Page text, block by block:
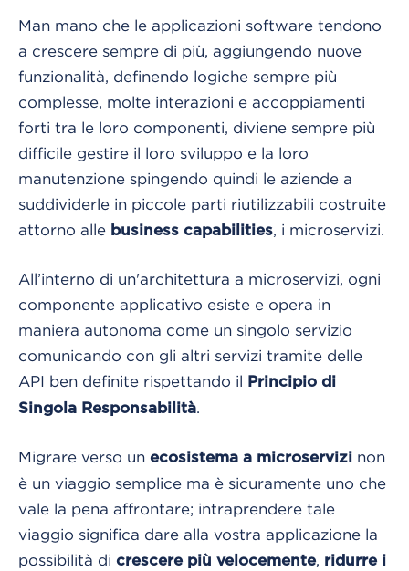
Man mano che le applicazioni software tendono
a crescere sempre di più, aggiungendo nuove
funzionalità, definendo logiche sempre più
complesse, molte interazioni e accoppiamenti
forti tra le loro componenti, diviene sempre più
difficile gestire il loro sviluppo e la loro
manutenzione spingendo quindi le aziende a
suddividerle in piccole parti riutilizzabili costruite
attorno alle business capabilities, i microservizi.
All’interno di un'architettura a microservizi, ogni
componente applicativo esiste e opera in
maniera autonoma come un singolo servizio
comunicando con gli altri servizi tramite delle
API ben definite rispettando il Principio di
Singola Responsabilità.
Migrare verso un ecosistema a microservizi non
è un viaggio semplice ma è sicuramente uno che
vale la pena affrontare; intraprendere tale
viaggio significa dare alla vostra applicazione la
possibilità di crescere più velocemente, ridurre i